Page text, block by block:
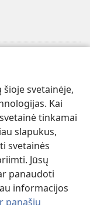
svetainėje,
Kai
tinkamai
slapukus,
svetainės
Jūsų
panaudoti
informacijos
panašių